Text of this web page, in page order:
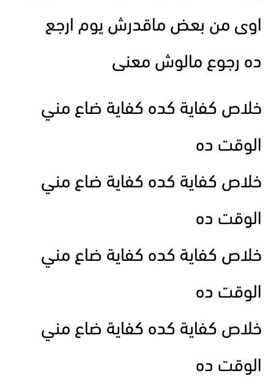
اوى من بعض ماقدرش يوم ارجع
ده رجوع مالوش معنى
خلاص كفاية كده كفاية ضاع مني
الوقت ده
خلاص كفاية كده كفاية ضاع مني
الوقت ده
خلاص كفاية كده كفاية ضاع مني
الوقت ده
خلاص كفاية كده كفاية ضاع مني
الوقت ده